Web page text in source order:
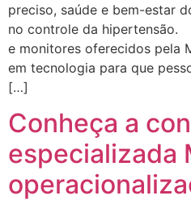
preciso, saúde e bem-estar
no controle da hipertensão.
e monitores oferecidos pela
em tecnologia para que
[…]
Conheça a
especializada